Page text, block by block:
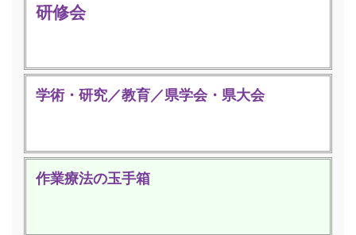
研修会
学術・研究／教育／県学会・県大会
作業療法の玉手箱